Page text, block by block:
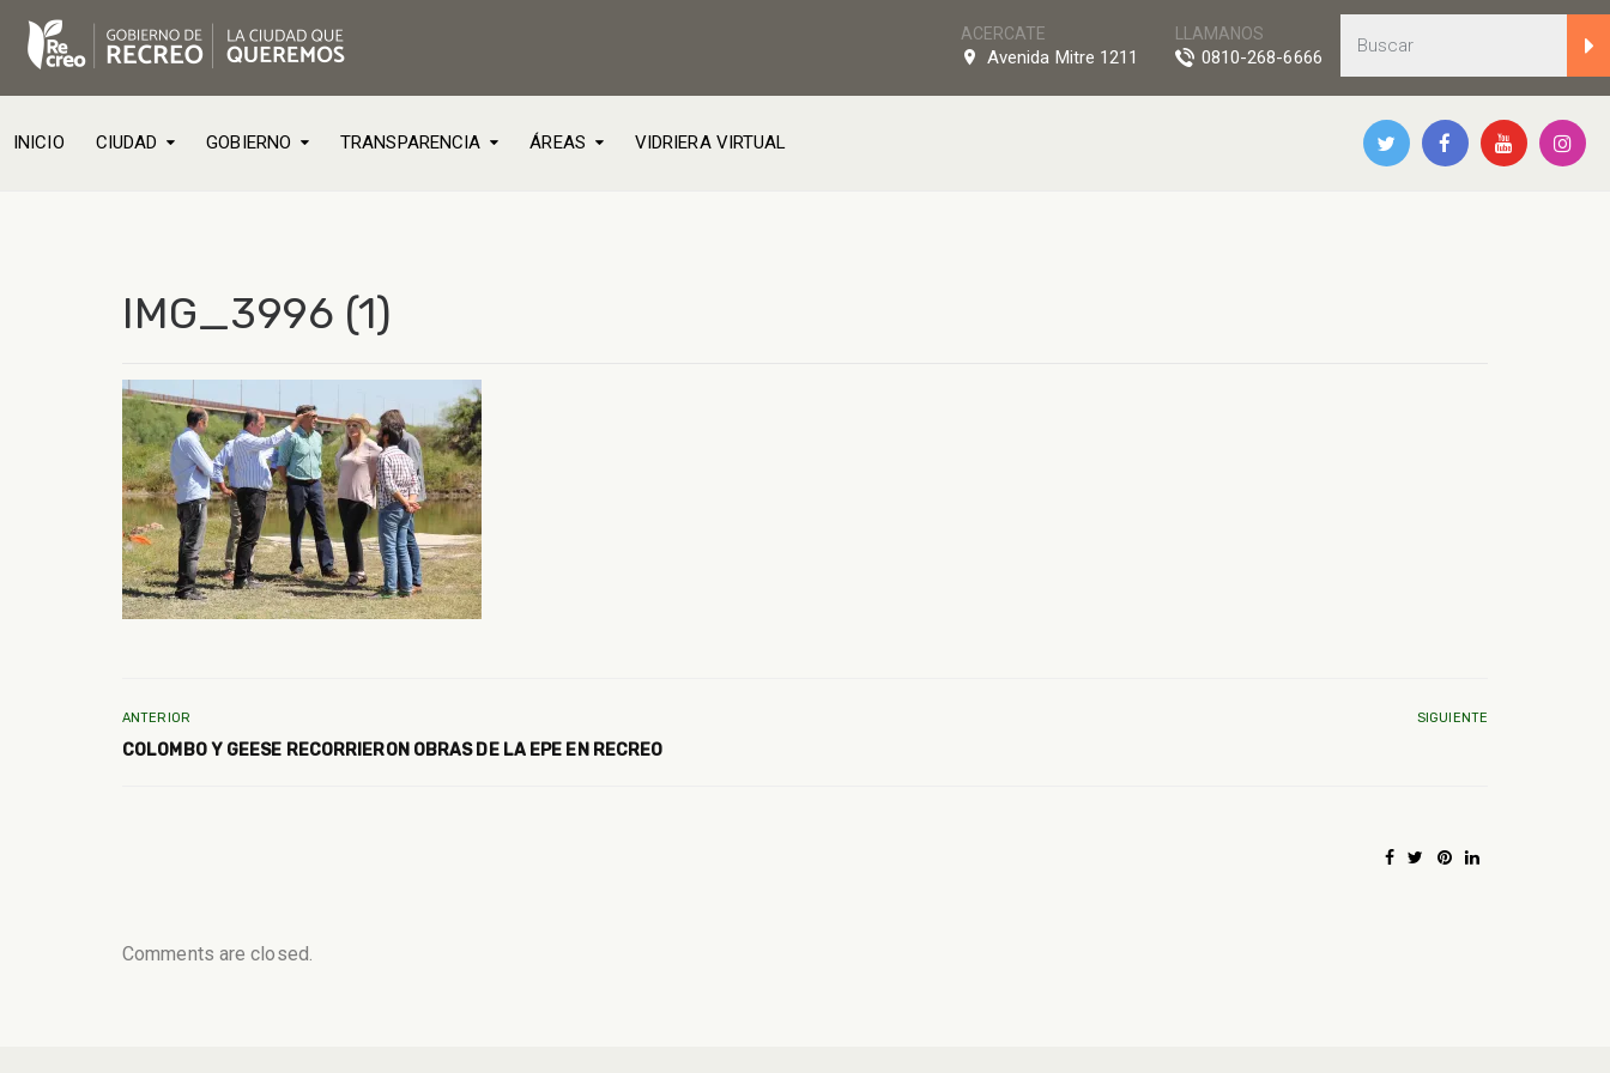
LLAMANOS
0810-268-6666
ACERCATE
Avenida Mitre 1211
INICIO CIUDAD GOBIERNO TRANSPARENCIA ÁREAS VIDRIERA VIRTUAL
IMG_3996 (1)
ANTERIOR
COLOMBO Y GEESE RECORRIERON OBRAS DE LA EPE EN RECREO
SIGUIENTE
Comments are closed.